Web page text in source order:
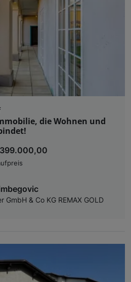
die Wohnen und
GmbH & Co KG REMAX GOLD